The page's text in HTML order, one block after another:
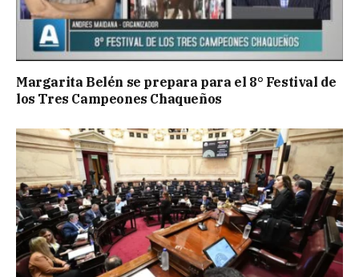
Margarita Belén se prepara para el 8° Festival de
los Tres Campeones Chaqueños